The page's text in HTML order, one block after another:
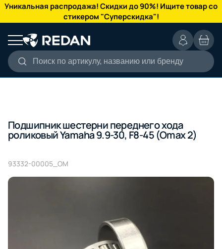
Уникальная распродажа! Скидки до 90%! Ищите товар со
стикером "Суперскидка"!
Поиск по артикулу, названию или бренду
КАТАЛОГ
Подшипник шестерни переднего хода
роликовый Yamaha 9.9-30, F8-45 (Omax 2)
93332-00005_OM